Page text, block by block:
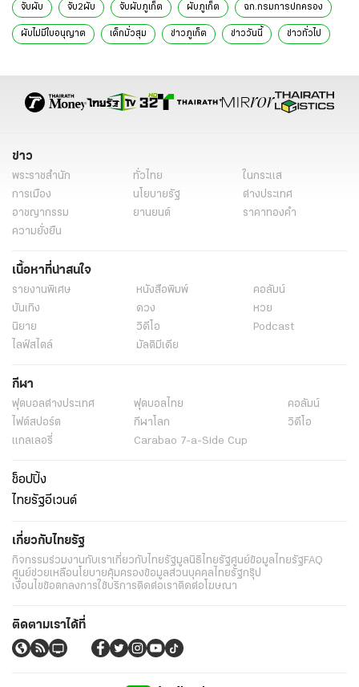
จับผับ จับ2ผับ จับผับภูเก็ต ผับภูเก็ต ฉก.กรมการปกครอง
ผับไม่มีใบอนุญาต เด็กมั่วสุม ข่าวภูเก็ต ข่าววันนี้ ข่าวทั่วไป
ข่าว
พระราชสำนัก ทั่วไทย
ในกระแส
การเมือง
นโยบายรัฐ
ต่างประเทศ
อาชญากรรม
ยานยนต์
ราคาทองคำ
ความยั่งยืน
เนื้อหาที่น่าสนใจ
รายงานพิเศษ หนังสือพิมพ์
คอลัมน์
บันเทิง
ดวง
หวย
นิยาย
วิดีโอ
Podcast
ไลฟ์สไตล์
มัลติมีเดีย
กีฬา
ฟุตบอลต่่างประเทศ ฟุตบอลไทย
คอลัมน์
ไฟต์สปอร์ต
กีฬาโลก
วิดีโอ
แกลเลอรี่
Carabao 7-a-Side Cup
ช็อปปิ้ง
ไทยรัฐอีเวนต์
เกี่ยวกับไทยรัฐ
กิจกรรมร่วมงานกับเราเกี่ยวกับไทยรัฐมูลนิธิไทยรัฐศูนย์ข้อมูลไทยรัฐFAQ
ศูนย์ช่วยเหลือนโยบายคุ้มครองข้อมูลส่วนบุคคลไทยรัฐกรุ๊ป
เงื่อนไขข้อตกลงการใช้บริการติดต่อเราติดต่อโฆษณา
ติดตามเราได้ที่